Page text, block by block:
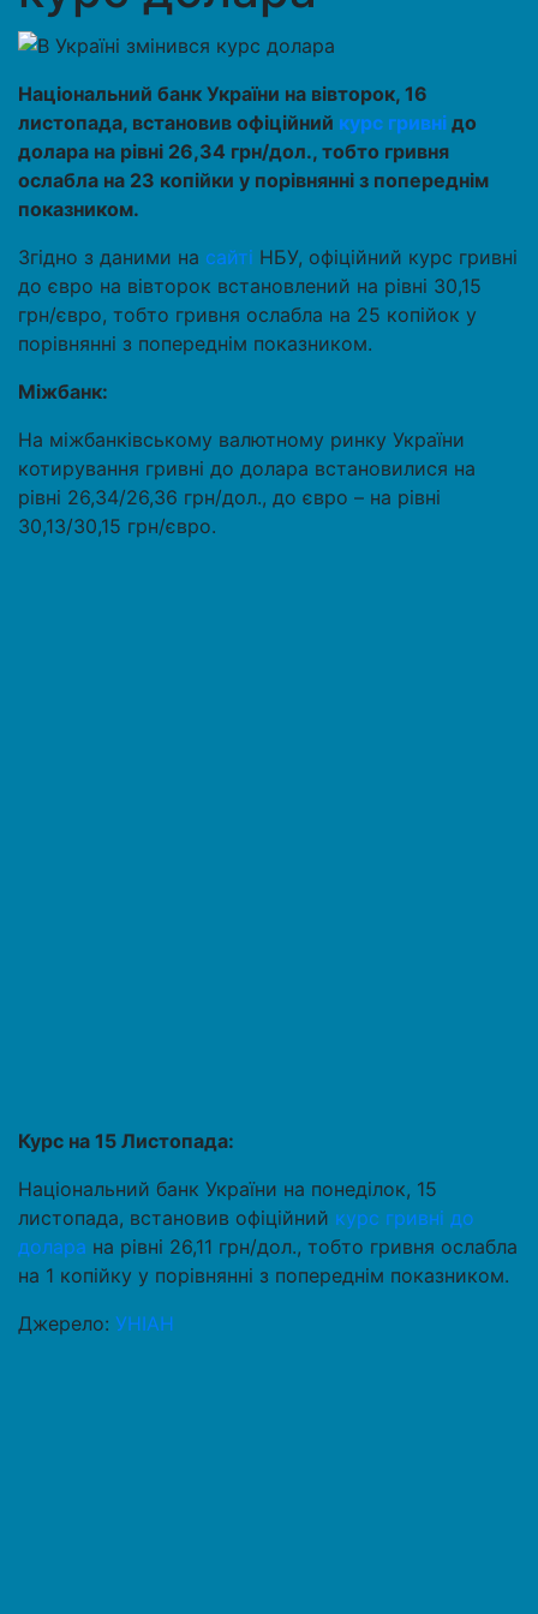
Національний банк України на вівторок, 16
листопада, встановив офіційний курс гривні до
долара на рівні 26,34 грн/дол., тобто гривня
ослабла на 23 копійки у порівнянні з попереднім
показником.
Згідно з даними на сайті НБУ, офіційний курс гривні
до євро на вівторок встановлений на рівні 30,15
грн/євро, тобто гривня ослабла на 25 копійок у
порівнянні з попереднім показником.
Міжбанк:
На міжбанківському валютному ринку України
котирування гривні до долара встановилися на
рівні 26,34/26,36 грн/дол., до євро – на рівні
30,13/30,15 грн/євро.
Курс на 15 Листопада:
Національний банк України на понеділок, 15
листопада, встановив офіційний курс гривні до
долара на рівні 26,11 грн/дол., тобто гривня ослабла
на 1 копійку у порівнянні з попереднім показником.
Джерело: УНІАН